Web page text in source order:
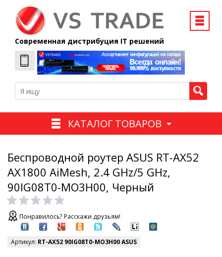
Современная дистрибуция IT решений
КАТАЛОГ ТОВАРОВ
Беспроводной роутер ASUS RT-AX52
AX1800 AiMesh, 2.4 GHz/5 GHz,
90IG08T0-MO3H00, Черный
Понравилось? Расскажи друзьям!
Артикул: RT-AX52 90IG08T0-MO3H00 ASUS